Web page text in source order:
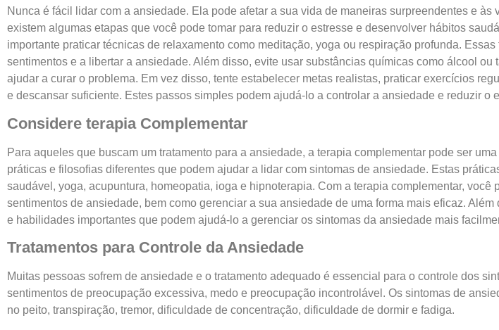
Nunca é fácil lidar com a ansiedade. Ela pode afetar a sua vida de maneiras surpreendentes e
existem algumas etapas que você pode tomar para reduzir o estresse e desenvolver hábitos
importante praticar técnicas de relaxamento como meditação, yoga ou respiração profunda.
sentimentos e a libertar a ansiedade. Além disso, evite usar substâncias químicas como álcool
ajudar a curar o problema. Em vez disso, tente estabelecer metas realistas, praticar exercícios
e descansar suficiente. Estes passos simples podem ajudá-lo a controlar a ansiedade e reduzir o
Considere terapia Complementar
Para aqueles que buscam um tratamento para a ansiedade, a terapia complementar pode ser
práticas e filosofias diferentes que podem ajudar a lidar com sintomas de ansiedade. Estas
saudável, yoga, acupuntura, homeopatia, ioga e hipnoterapia. Com a terapia complementar,
sentimentos de ansiedade, bem como gerenciar a sua ansiedade de uma forma mais eficaz.
e habilidades importantes que podem ajudá-lo a gerenciar os sintomas da ansiedade mais
Tratamentos para Controle da Ansiedade
Muitas pessoas sofrem de ansiedade e o tratamento adequado é essencial para o controle dos
sentimentos de preocupação excessiva, medo e preocupação incontrolável. Os sintomas de
no peito, transpiração, tremor, dificuldade de concentração, dificuldade de dormir e fadiga.